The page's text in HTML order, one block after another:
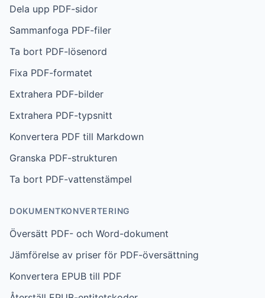
Dela upp PDF-sidor
Sammanfoga PDF-filer
Ta bort PDF-lösenord
Fixa PDF-formatet
Extrahera PDF-bilder
Extrahera PDF-typsnitt
Konvertera PDF till Markdown
Granska PDF-strukturen
Ta bort PDF-vattenstämpel
DOKUMENTKONVERTERING
Översätt PDF- och Word-dokument
Jämförelse av priser för PDF-översättning
Konvertera EPUB till PDF